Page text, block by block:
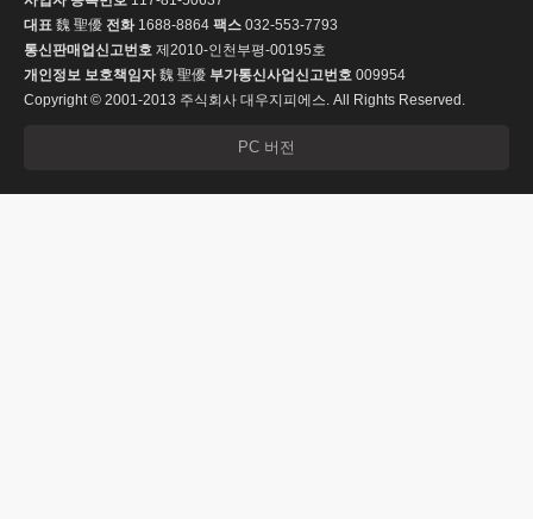
대표 魏 聖優 전화1688-8864 팩스 032-553-7793
통신판매업신고번호 제2010-인천부평-00195호
개인정보 보호책임자魏 聖優 부가통신사업신고번호 009954
Copyright © 2001-2013 주식회사 대우지피에스. All Rights Reserved.
PC 버전